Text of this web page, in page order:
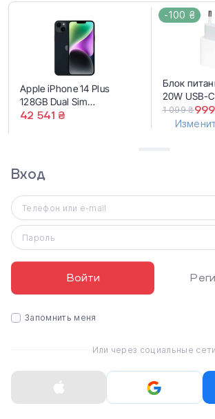
Apple iPhone 14 Plus
128GB Dual Sim
Midnight (MQ353)
42 541 ₴
-100 ₴
Блок
20W USB-
Adapter
MUVV3,
1 099 ₴
43 540 ₴
iPhone 14
Вход
Телефон или e-mail
Пароль
Войти
Запомнить меня
Или через социальные сети